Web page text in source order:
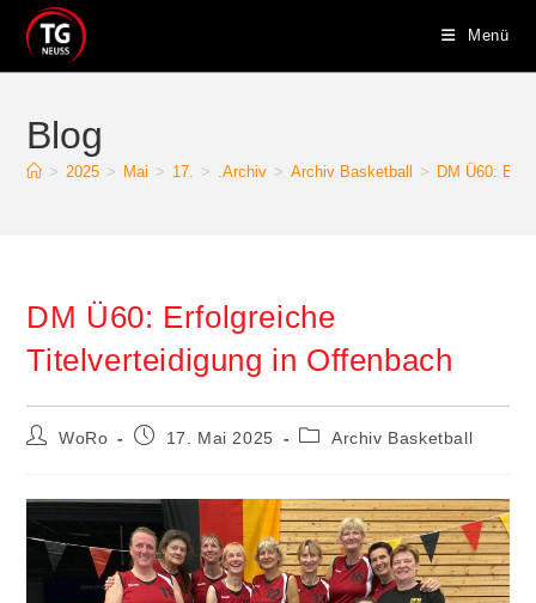
Inhalt
springen
Menü
Blog
> 2025 > Mai > 17. > .Archiv > Archiv Basketball > DM Ü60:
DM Ü60: Erfolgreiche
Titelverteidigung in Offenbach
Beitrags-
WoRo
Beitrag17. Mai 2025
Beitrags-
Archiv Basketball